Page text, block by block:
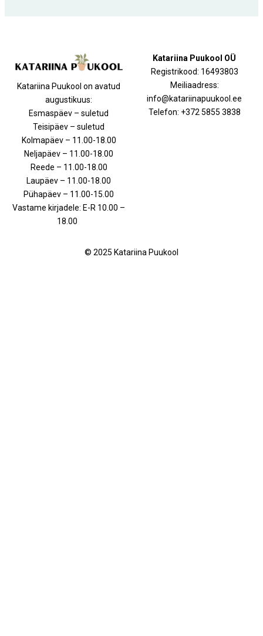
Katariina Puukool on avatud
augustikuus:
Esmaspäev – suletud
Teisipäev – suletud
Kolmapäev – 11.00-18.00
Neljapäev – 11.00-18.00
Reede – 11.00-18.00
Laupäev – 11.00-18.00
Pühapäev – 11.00-15.00
Vastame kirjadele: E-R 10.00 –
18.00
Katariina Puukool OÜ
Registrikood: 16493803
Meiliaadress:
info@katariinapuukool.ee
Telefon: +372 5855 3838
© 2025 Katariina Puukool